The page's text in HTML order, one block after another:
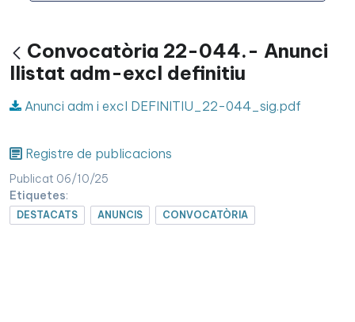
Vés enrere
Convocatòria 22-044.- Anunci
llistat adm-excl definitiu
Anunci adm i excl DEFINITIU_22-044_sig.pdf
Registre de publicacions
Publicat 06/10/25
Etiquetes:
DESTACATS ANUNCIS CONVOCATÒRIA